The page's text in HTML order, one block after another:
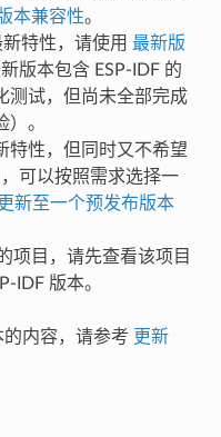
本兼容性。
特性，请使用 最新版
版本包含 ESP-IDF 的
测试，但尚未全部完成
。
特性，但同时又不希望
可以按照需求选择一
更新至一个预发布版本
项目，请先查看该项目
IDF 版本。
的内容，请参考 更新